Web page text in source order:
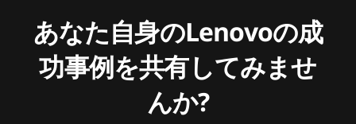
あなた自身のLenovoの成
功事例を共有してみませ
んか?